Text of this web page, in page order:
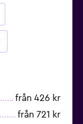
från 426 kr
från 721 kr